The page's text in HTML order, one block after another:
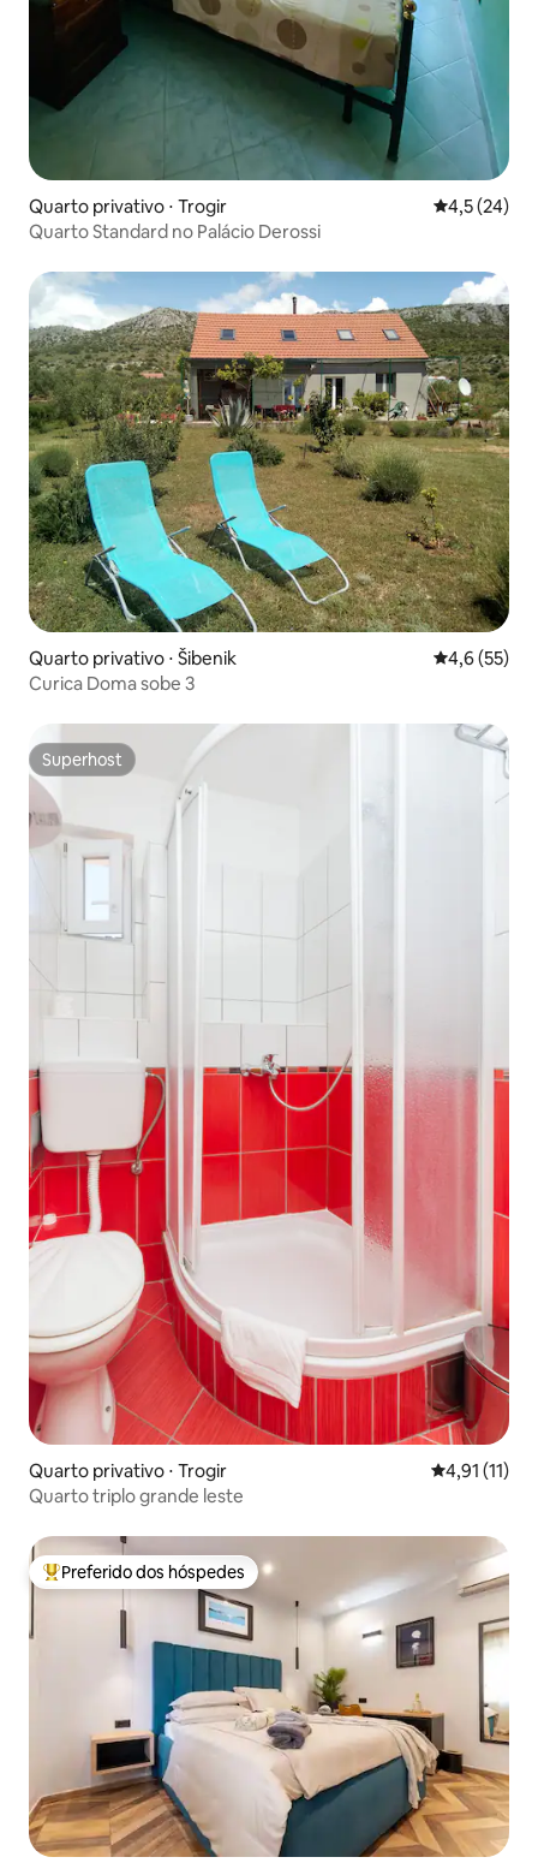
Quarto privativo ⋅ Trogir 4,5 de uma
4,5 (24)
Quarto Standard no Palácio Derossi
Quarto privativo ⋅ Šibenik 4,6 de uma
4,6 (55)
Curica Doma sobe 3
Superhost
Superhost
Quarto privativo ⋅ Trogir 4,91 de uma
4,91 (11)
Quarto triplo grande leste
Entre os melhores preferidos dos hóspedes
Preferido dos hóspedes